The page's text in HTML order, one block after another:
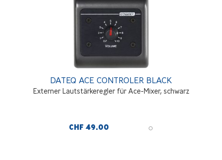
DATEQ ACE CONTROLER BLACK
Externer Lautstärkeregler für Ace-Mixer, schwarz
CHF 49.00